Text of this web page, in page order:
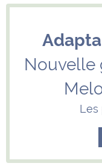
Nouvelle
Les